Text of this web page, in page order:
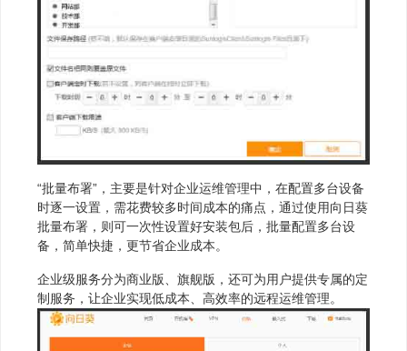
“批量布署”，主要是针对企业运维管理中，在配置多台设备
时逐一设置，需花费较多时间成本的痛点，通过使用向日葵
批量布署，则可一次性设置好安装包后，批量配置多台设
备，简单快捷，更节省企业成本。
企业级服务分为商业版、旗舰版，还可为用户提供专属的定
制服务，让企业实现低成本、高效率的远程运维管理。